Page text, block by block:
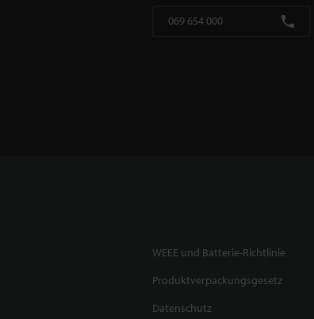
069 654 000
WEEE und Batterie-Richtlinie
Produktverpackungsgesetz
Datenschutz